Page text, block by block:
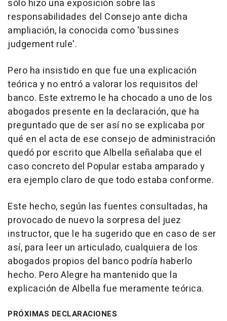
sólo hizo una exposición sobre las
responsabilidades del Consejo ante dicha
ampliación, la conocida como 'bussines
judgement rule'.
Pero ha insistido en que fue una explicación
teórica y no entró a valorar los requisitos del
banco. Este extremo le ha chocado a uno de los
abogados presente en la declaración, que ha
preguntado que de ser así no se explicaba por
qué en el acta de ese consejo de administración
quedó por escrito que Albella señalaba que el
caso concreto del Popular estaba amparado y
era ejemplo claro de que todo estaba conforme.
Este hecho, según las fuentes consultadas, ha
provocado de nuevo la sorpresa del juez
instructor, que le ha sugerido que en caso de ser
así, para leer un articulado, cualquiera de los
abogados propios del banco podría haberlo
hecho. Pero Alegre ha mantenido que la
explicación de Albella fue meramente teórica.
PRÓXIMAS DECLARACIONES